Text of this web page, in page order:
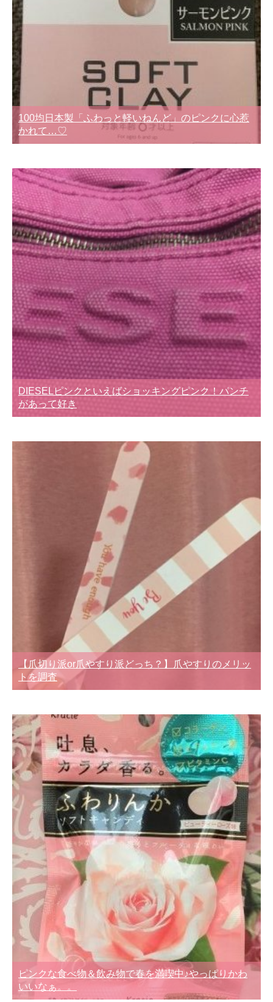
100均日本製「ふわっと軽いねんど」のピンクに心惹
かれて…♡
DIESELピンクといえばショッキングピンク！パンチ
があって好き
【爪切り派or爪やすり派どっち？】爪やすりのメリッ
トを調査
ピンクな食べ物＆飲み物で春を満喫中♪やっぱりかわ
いいなぁ。。